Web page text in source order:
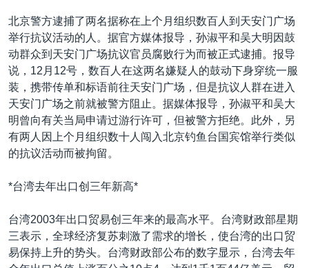
到
导
航
跳
转
到
最新国际新闻
印太
中东
欧洲
非洲
美洲
分类新闻
经济·金融·贸易
人权·法律·宗教
科教·文娱·体健
军事
劳工
美中关系
热点专题
白宫要闻
国会报道
美中关系
埃博拉疫情
美国之音专访
重要讲话与声明
VOA视频
VOA今日焦点
中文广播
关注我们
北京警方逮捕了两名据称在上个月组织数百人到天安门广场
举行抗议活动的人。据官方媒体报导，孙淑平和吴大明因鼓
动群众到天安门广场抗议官员腐败行为而被正式逮捕。报导
说，12月12号，数百人在这两名嫌疑人的鼓动下身穿统一服
装，携带传单和标语前往天安门广场，但是抗议人群在进入
天安门广场之前就被警方阻止。据媒体报导，孙淑平和吴大
明曾向有关当局申请过游行许可，但被警方拒绝。此外，另
有两人因上个月组织数十人闯入北京钓鱼台国宾馆举行类似
的抗议活动而被拘留。
*台湾去年出口创三年新高*
台湾2003年出口贸易创三年来的最高水平。台湾财政部星期
三表示，全球经济复苏刺激了需求的增长，使台湾的出口贸
易保持上升的势头。台湾财政部公布的数字显示，台湾去年